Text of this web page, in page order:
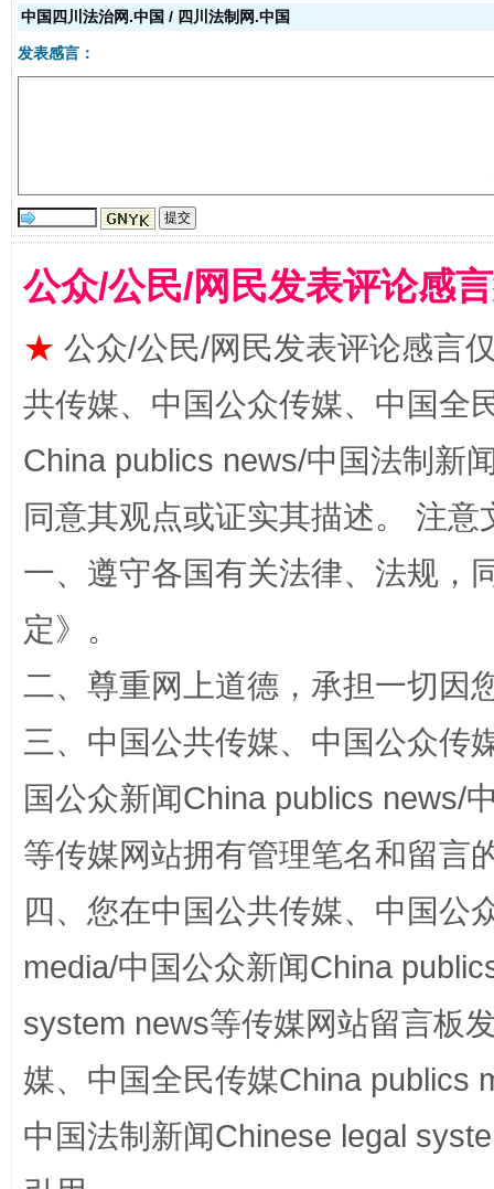
国家大学科技园优化重塑工作
完善运行机制助力责任有效落实 一纸欠
中国四川法治网.中国 / 四川法制网.中国
发表感言：
公众/公民/网民发表评论感
★ 公众/公民/网民发表评论感言
共传媒、中国公众传媒、中国全
China publics news/中国法制新
同意其观点或证实其描述。 注
一、遵守各国有关法律、法规，
定》。
二、尊重网上道德，承担一切因
三、中国公共传媒、中国公众传
国公众新闻China publics news/
等传媒网站拥有管理笔名和留言
四、您在中国公共传媒、中国公
media/中国公众新闻China
system news等传媒网站留言板
媒、中国全民传媒China publics
中国法制新闻Chinese legal